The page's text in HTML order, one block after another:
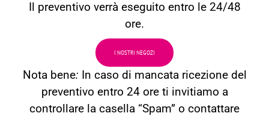
Il preventivo verrà eseguito entro le 24/48
ore.
I NOSTRI NEGOZI
Nota bene: In caso di mancata ricezione del
preventivo entro 24 ore ti invitiamo a
controllare la casella “Spam” o contattare